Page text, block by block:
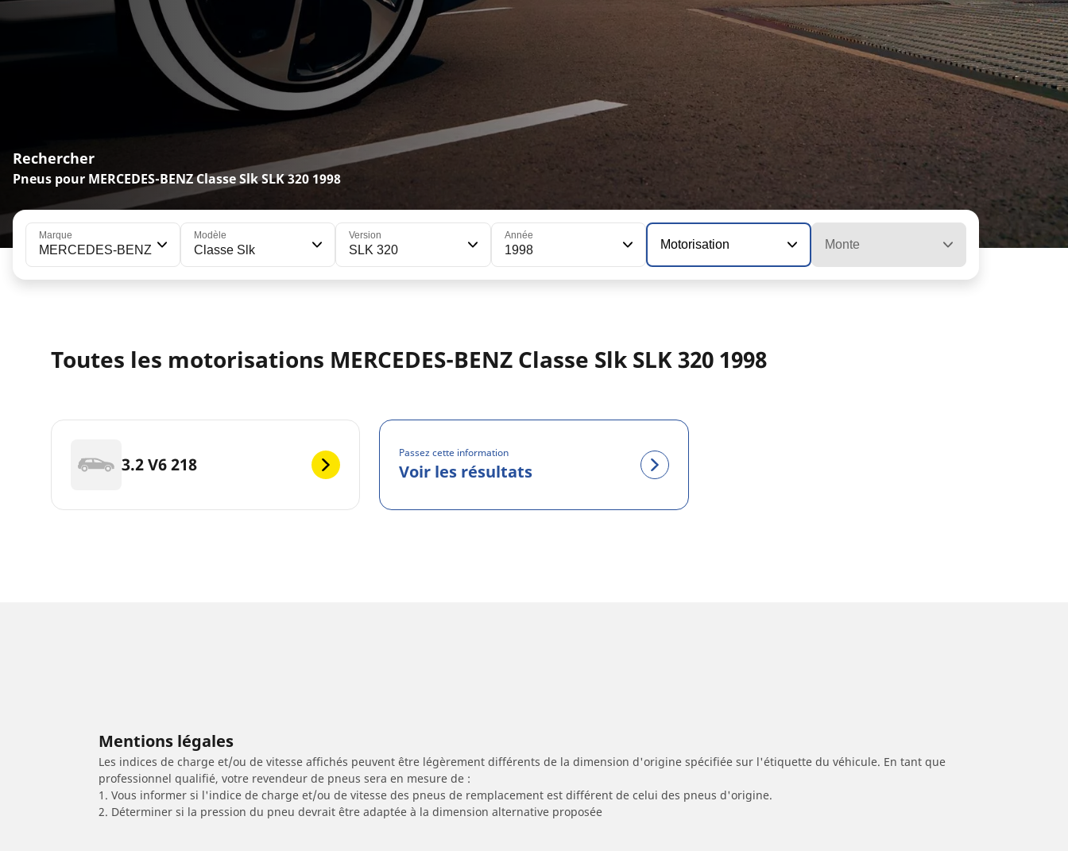
Rechercher
Pneus pour MERCEDES-BENZ Classe Slk SLK 320 1998
Marque
MERCEDES-BENZ
Modèle
Classe Slk
Version
SLK 320
Année
1998 Motorisation Monte
Toutes les motorisations MERCEDES-BENZ Classe Slk SLK 320 1998
3.2 V6 218
Passez cette information
Voir les résultats
Mentions légales
Les indices de charge et/ou de vitesse affichés peuvent être légèrement différents de la dimension d'origine spécifiée sur l'étiquette du véhicule. En tant que
professionnel qualifié, votre revendeur de pneus sera en mesure de :
1. Vous informer si l'indice de charge et/ou de vitesse des pneus de remplacement est différent de celui des pneus d'origine.
2. Déterminer si la pression du pneu devrait être adaptée à la dimension alternative proposée